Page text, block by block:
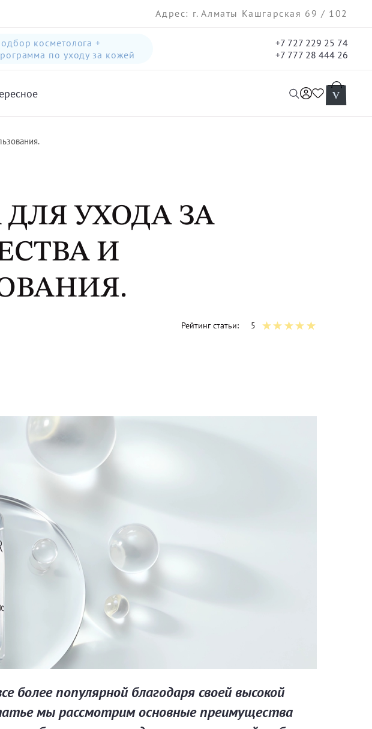
Адрес: г. Алматы Кашгарская 69 / 102
косметолога +
по уходу за кожей
+7 727 229 25 74
+7 777 28 444 26
УХОДА ЗА
И
Рейтинг статьи: 5
более популярной благодаря своей высокой
мы рассмотрим основные преимущества